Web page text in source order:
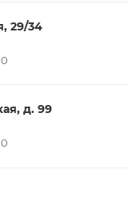
29/34
д. 99